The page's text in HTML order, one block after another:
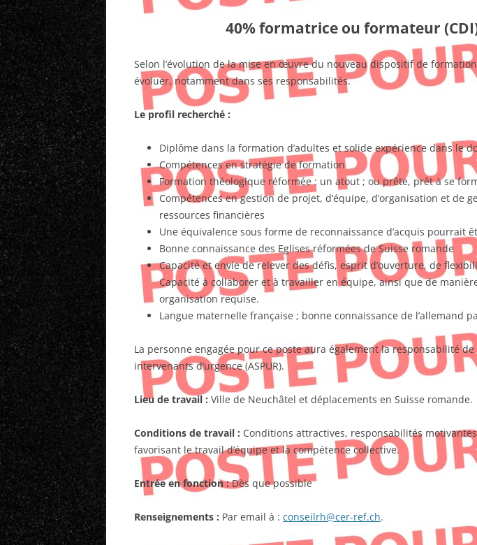
40% formatrice ou formateur
Selon l’évolution de la mise en œuvre du nouveau dispositif de
évoluer, notamment dans ses responsabilités.
Le profil recherché :
Diplôme dans la formation d’adultes et solide expérience dans le
Compétences en stratégie de formation
Formation théologique réformée : un atout ; ou prête, prêt à se
Compétences en gestion de projet, d’équipe, d’organisation et de
ressources financières
Une équivalence sous forme de reconnaissance d’acquis pourrait
Bonne connaissance des Eglises réformées de Suisse romande
Capacité et envie de relever des défis, esprit d’ouverture, de
Capacité à collaborer et à travailler en équipe, ainsi que de
organisation requise.
Langue maternelle française ; bonne connaissance de l’allemand
La personne engagée pour ce poste aura également la responsabilité
intervenants d’urgence (ASPUR).
Lieu de travail : Ville de Neuchâtel et déplacements en Suisse romande.
Conditions de travail : Conditions attractives, responsabilités
favorisant le travail d’équipe et la compétence collective.
Entrée en fonction :Dès que possible
Renseignements : Par email à : conseilrh@cer-ref.ch.